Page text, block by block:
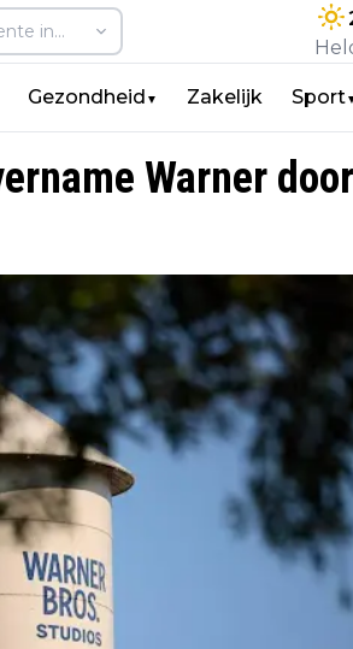
Gezondheid ▼ Zakelijk Sport
Warner door